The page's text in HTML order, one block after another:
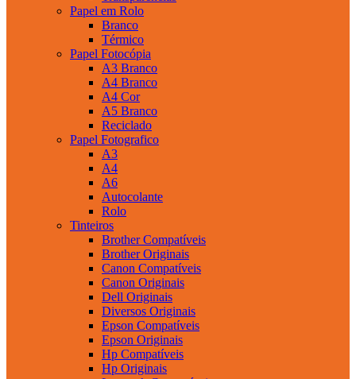
Papel em Rolo
Branco
Térmico
Papel Fotocópia
A3 Branco
A4 Branco
A4 Cor
A5 Branco
Reciclado
Papel Fotografico
A3
A4
A6
Autocolante
Rolo
Tinteiros
Brother Compatíveis
Brother Originais
Canon Compatíveis
Canon Originais
Dell Originais
Diversos Originais
Epson Compatíveis
Epson Originais
Hp Compatíveis
Hp Originais